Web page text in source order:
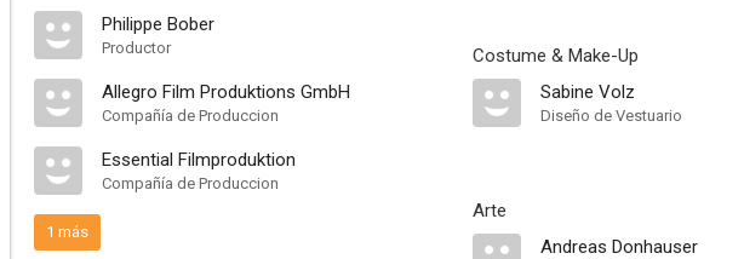
Philippe Bober
Productor
Allegro Film Produktions GmbH
Compañía de Produccion
Essential Filmproduktion
Compañía de Produccion
1 más
Costume & Make-Up
Sabine Volz
Diseño de Vestuario
Arte
Andreas Donhauser